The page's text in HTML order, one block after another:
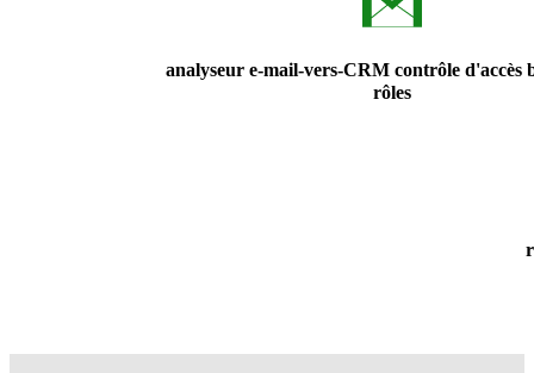
analyseur e-mail-vers-CRM contrôle d'accès
rôles